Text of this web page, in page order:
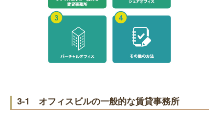
3-1 オフィスビルの一般的な賃貸事務所